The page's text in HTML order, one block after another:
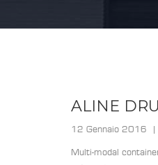
ALINE
12 Gennaio 2016
Multi-modal